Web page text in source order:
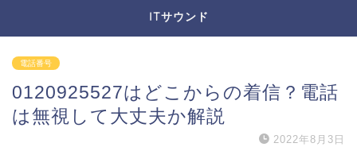
ITサウンド
電話番号
0120925527はどこからの着信？電話
は無視して大丈夫か解説
2022年8月3日